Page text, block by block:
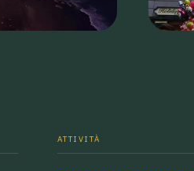
ATTIVITÀ